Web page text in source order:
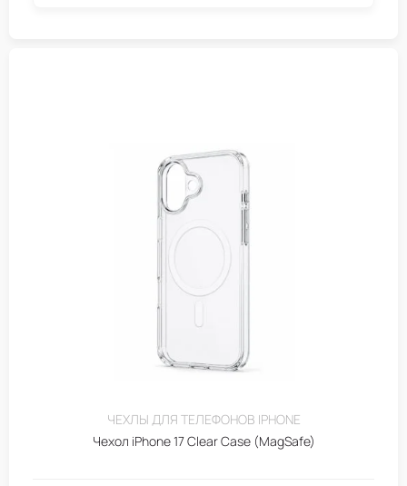
ЧЕХЛЫ ДЛЯ ТЕЛЕФОНОВ IPHONE
Чехол iPhone 17 Clear Case (MagSafe)